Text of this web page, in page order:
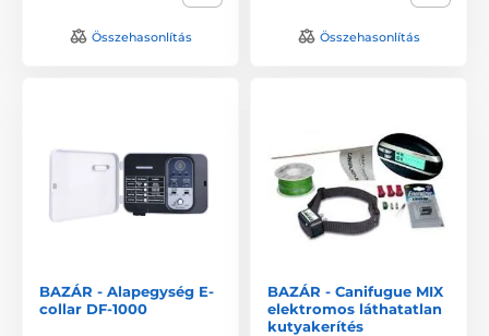
Összehasonlítás Összehasonlítás
BAZÁR - Alapegység E-
collar DF-1000
BAZÁR - Canifugue MIX
elektromos láthatatlan
kutyakerítés